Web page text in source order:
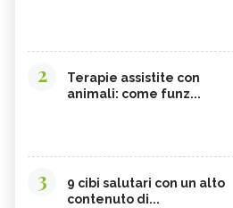
2
Terapie assistite con
animali: come funz...
3
9 cibi salutari con un alto
contenuto di...